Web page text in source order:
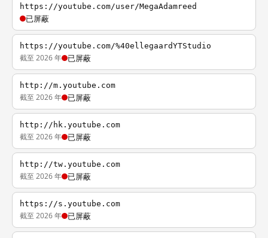
https://youtube.com/user/MegaAdamreed
已屏蔽
https://youtube.com/%40ellegaardYTStudio
截至 2026 年 已屏蔽
http://m.youtube.com
截至 2026 年 已屏蔽
http://hk.youtube.com
截至 2026 年 已屏蔽
http://tw.youtube.com
截至 2026 年 已屏蔽
https://s.youtube.com
截至 2026 年 已屏蔽